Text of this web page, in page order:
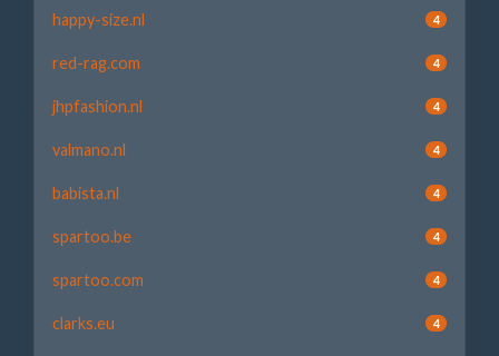
happy-size.nl 4
red-rag.com 4
jhpfashion.nl 4
valmano.nl 4
babista.nl 4
spartoo.be 4
spartoo.com 4
clarks.eu 4